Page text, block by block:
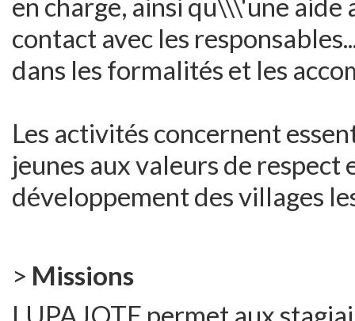
en charge, ainsi qu\\\'une
contact avec les
dans les formalités et les
Les activités concernent
jeunes aux valeurs de
développement des villages
> Missions
LUPAJOTE permet aux